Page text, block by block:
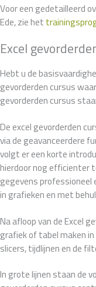
Voor een gedetailleerd
Ede, zie het
Excel
Hebt u de
gevorderden cursus
gevorderden cursus
De excel gevorderden
via de geavanceerdere
volgt er een korte
hierdoor nog efficienter
gegevens professioneel
in grafieken en met
Na afloop van de Excel
grafiek of tabel maken
slicers, tijdlijnen en de
In grote lijnen staan de